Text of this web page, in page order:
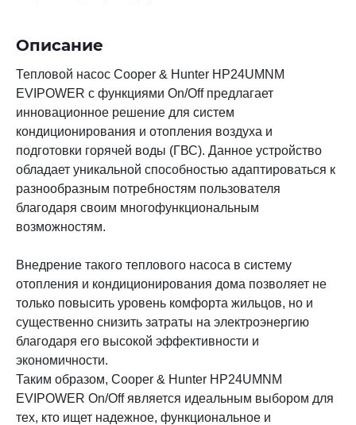
Описание
Тепловой насос Cooper & Hunter HP24UMNM
EVIPOWER с функциями On/Off предлагает
инновационное решение для систем
кондиционирования и отопления воздуха и
подготовки горячей воды (ГВС). Данное устройство
обладает уникальной способностью адаптироваться к
разнообразным потребностям пользователя
благодаря своим многофункциональным
возможностям.
Внедрение такого теплового насоса в систему
отопления и кондиционирования дома позволяет не
только повысить уровень комфорта жильцов, но и
существенно снизить затраты на электроэнергию
благодаря его высокой эффективности и
экономичности.
Таким образом, Cooper & Hunter HP24UMNM
EVIPOWER On/Off является идеальным выбором для
тех, кто ищет надежное, функциональное и